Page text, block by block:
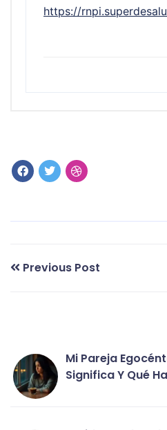
https://
Previous Post
Mi Pareja
Significa Y Qué